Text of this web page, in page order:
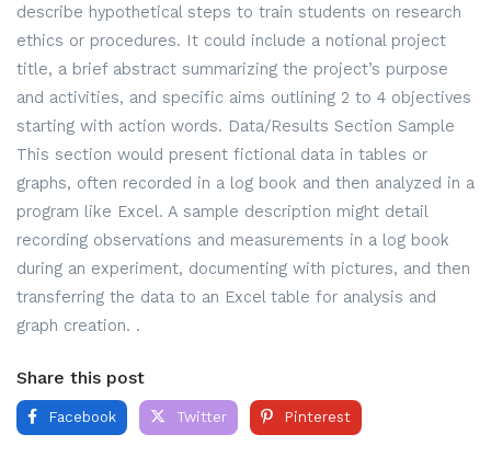
describe hypothetical steps to train students on research
ethics or procedures. It could include a notional project
title, a brief abstract summarizing the project’s purpose
and activities, and specific aims outlining 2 to 4 objectives
starting with action words. Data/Results Section Sample
This section would present fictional data in tables or
graphs, often recorded in a log book and then analyzed in a
program like Excel. A sample description might detail
recording observations and measurements in a log book
during an experiment, documenting with pictures, and then
transferring the data to an Excel table for analysis and
graph creation. .
Share this post
Facebook Twitter Pinterest